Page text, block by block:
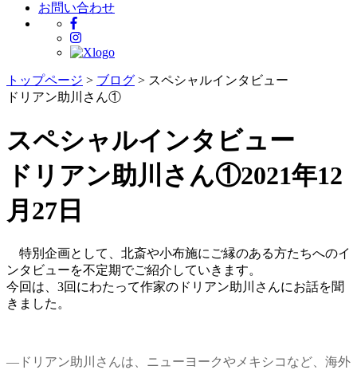
お問い合わせ
トップページ > ブログ > スペシャルインタビュー
ドリアン助川さん①
スペシャルインタビュー
ドリアン助川さん①2021年12
月27日
特別企画として、北斎や小布施にご縁のある方たちへのイ
ンタビューを不定期でご紹介していきます。
今回は、3回にわたって作家のドリアン助川さんにお話を聞
きました。
―ドリアン助川さんは、ニューヨークやメキシコなど、海外